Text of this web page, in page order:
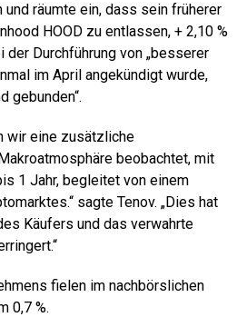
und räumte ein, dass sein früherer
HOOD zu entlassen, + 2,10 %
der Durchführung von „besserer
im April angekündigt wurde,
gebunden“.
wir eine zusätzliche
beobachtet, mit
1 Jahr, begleitet von einem
sagte Tenov. „Dies hat
Käufers und das verwahrte
fielen im nachbörslichen
0,7 %.